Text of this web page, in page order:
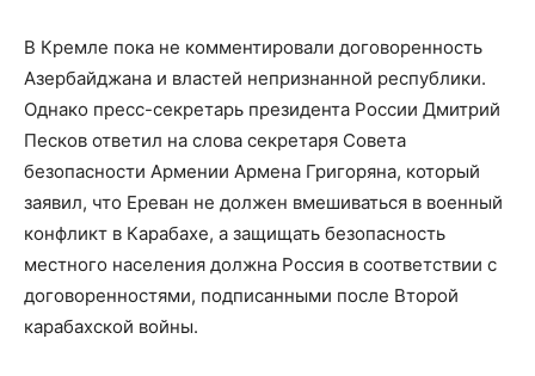
В Кремле пока не комментировали договоренность
Азербайджана и властей непризнанной республики.
Однако пресс-секретарь президента России Дмитрий
Песков ответил на слова секретаря Совета
безопасности Армении Армена Григоряна, который
заявил, что Ереван не должен вмешиваться в военный
конфликт в Карабахе, а защищать безопасность
местного населения должна Россия в соответствии с
договоренностями, подписанными после Второй
карабахской войны.